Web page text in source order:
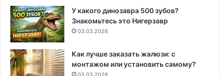
У какого динозавра 500 зубов?
Знакомьтесь это Нигерзавр
03.03.2026
Как лучше заказать жалюзи: с
монтажом или установить самому?
03.03.2026